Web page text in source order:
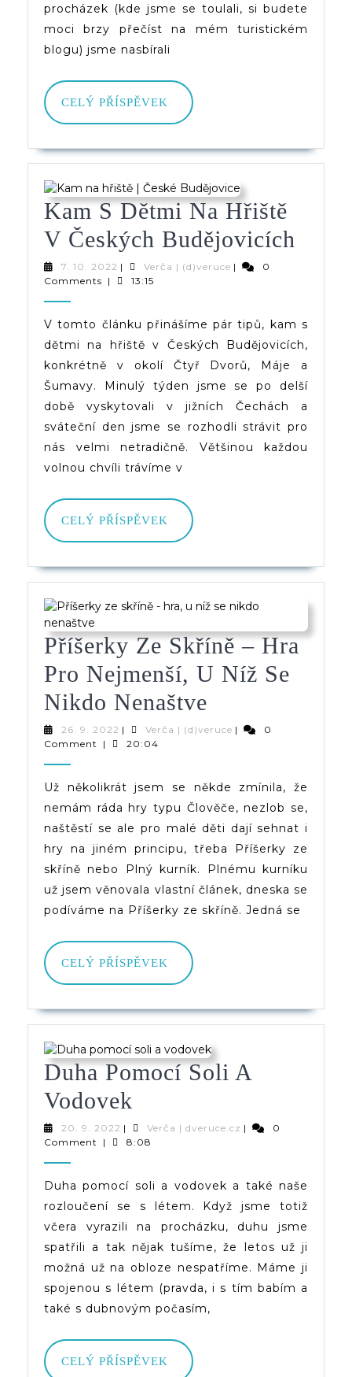
procházek (kde jsme se toulali, si budete
moci brzy přečíst na mém turistickém
blogu) jsme nasbírali
CELÝ PŘÍSPĚVEK
CELÝ
PŘÍSPĚVEK
Kam S Dětmi Na Hřiště
V Českých Budějovicích
Na
V
7. 10. 2022 7.
10.
| Verča | (d)veruceVerča
|
0
Comments | 13:15
V tomto článku přinášíme pár tipů, kam s
dětmi na hřiště v Českých Budějovicích,
konkrétně v okolí Čtyř Dvorů, Máje a
Šumavy. Minulý týden jsme se po delší
době vyskytovali v jižních Čechách a
sváteční den jsme se rozhodli strávit pro
nás velmi netradičně. Většinou každou
volnou chvíli trávíme v
CELÝ PŘÍSPĚVEK
CELÝ
PŘÍSPĚVEK
Příšerky Ze Skříně – Hra
Pro Nejmenší, U Níž Se
Nikdo Nenaštve
Ze
–
Hra
Pro
Nejmenší,
U
Nenaštve
26. 9. 2022 26.
9.
| Verča | (d)veruceVerča
|
0
Comment
| 20:04
Už několikrát jsem se někde zmínila, že
nemám ráda hry typu Člověče, nezlob se,
naštěstí se ale pro malé děti dají sehnat i
hry na jiném principu, třeba Příšerky ze
skříně nebo Plný kurník. Plnému kurníku
už jsem věnovala vlastní článek, dneska se
podíváme na Příšerky ze skříně. Jedná se
CELÝ PŘÍSPĚVEK
CELÝ
PŘÍSPĚVEK
Duha Pomocí Soli A
Vodovek
Pomocí
A
Vodovek
20. 9. 2022 20.
9.
| Verča | dveruce.cz Verča
|
0
Comment
| 8:08
Duha pomocí soli a vodovek a také naše
rozloučení se s létem. Když jsme totiž
včera vyrazili na procházku, duhu jsme
spatřili a tak nějak tušíme, že letos už ji
možná už na obloze nespatříme. Máme ji
spojenou s létem (pravda, i s tím babím a
také s dubnovým počasím,
CELÝ PŘÍSPĚVEK
CELÝ